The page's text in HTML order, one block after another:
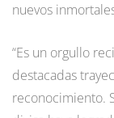
nuevos
“Es un orgullo
destacadas
reconocimiento.